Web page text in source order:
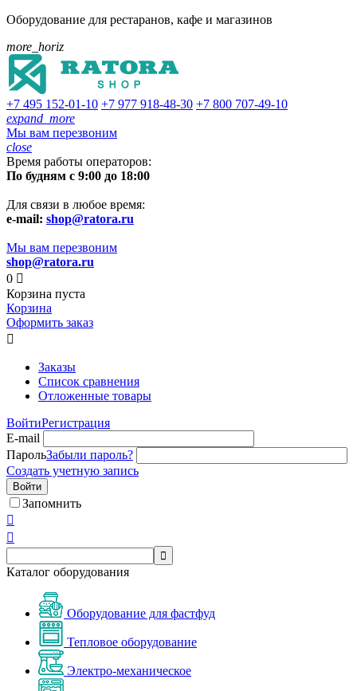
Оборудование для рестаранов, кафе и магазинов
more_horiz
+7 495 152-01-10 +7 977 918-48-30 +7 800 707-49-10
expand_more
Мы вам перезвоним
close
Время работы операторов:
По будням с 9:00 до 18:00
Для связи в любое время:
e-mail: shop@ratora.ru
Мы вам перезвоним
shop@ratora.ru
0 
Корзина пуста
Корзина
Оформить заказ

Заказы
Список сравнения
Отложенные товары
ВойтиРегистрация
E-mail
ПарольЗабыли пароль?
Создать учетную запись
Войти
Запомнить



Каталог оборудования
Оборудование для фастфуд
Тепловое оборудование
Электро-механическое